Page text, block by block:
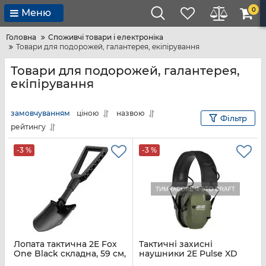
Меню 0
Головна
Споживчі товари і електроніка
Товари для подорожей, галантерея, екіпірування
Товари для подорожей, галантерея,
екіпірування
замовчуванням ціною
назвою
рейтингу
Фільтр
-3 %
Лопата тактична 2E Fox
One Black складна, 59 см,
-3 %
Тактичні захисні
наушники 2E Pulse XD